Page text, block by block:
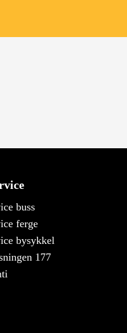
buss
ferge
bysykkel
177